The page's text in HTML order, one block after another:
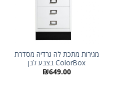
מגירות מתכת לה גרדיה מסדרת
ColorBox בצבע לבן
₪649.00